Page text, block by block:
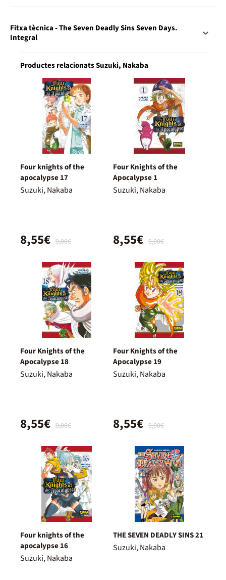
Fitxa tècnica - The Seven Deadly Sins Seven Days.
Integral
Productes relacionats Suzuki, Nakaba
Four knights of the
apocalypse 17
Suzuki, Nakaba
9,00€
8,55€
Four Knights of the
Apocalypse 1
Suzuki, Nakaba
9,00€
8,55€
Four Knights of the
Apocalypse 18
Suzuki, Nakaba
9,00€
8,55€
Four Knights of the
Apocalypse 19
Suzuki, Nakaba
9,00€
8,55€
Four knights of the
apocalypse 16
Suzuki, Nakaba
THE SEVEN DEADLY SINS 21
Suzuki, Nakaba